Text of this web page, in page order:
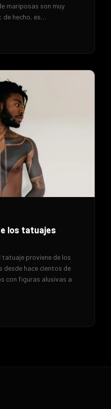
mariposas son muy
de hecho, es…
los tatuajes
proviene de los
desde hace cientos de
con figuras alusivas a